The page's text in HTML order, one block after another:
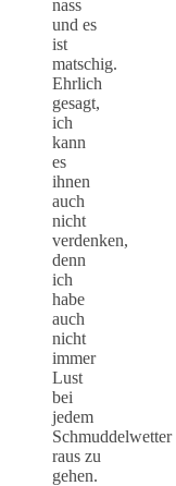
nass
und es
ist
matschig.
Ehrlich
gesagt,
ich
kann
es
ihnen
auch
nicht
verdenken,
denn
ich
habe
auch
nicht
immer
Lust
bei
jedem
Schmuddelwetter
raus zu
gehen.